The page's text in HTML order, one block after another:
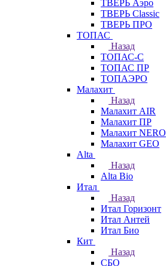
ТВЕРЬ Аэро
ТВЕРЬ Classic
ТВЕРЬ ПРО
ТОПАС
Назад
ТОПАС-С
ТОПАС ПР
ТОПАЭРО
Малахит
Назад
Малахит AIR
Малахит ПР
Малахит NERO
Малахит GEO
Alta
Назад
Alta Bio
Итал
Назад
Итал Горизонт
Итал Антей
Итал Био
Кит
Назад
СБО